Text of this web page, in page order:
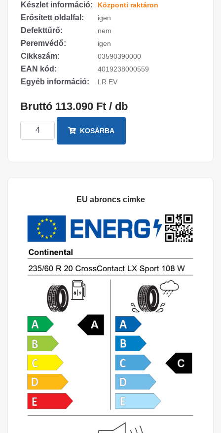
Készlet információ: Központi raktáron
Erősített oldalfal: igen
Defekttűrő: nem
Peremvédő: igen
Cikkszám: 03590390000
EAN kód: 4019238000559
Egyéb információ: LR EV
Bruttó 113.090 Ft / db
KOSÁRBA
EU abroncs cimke